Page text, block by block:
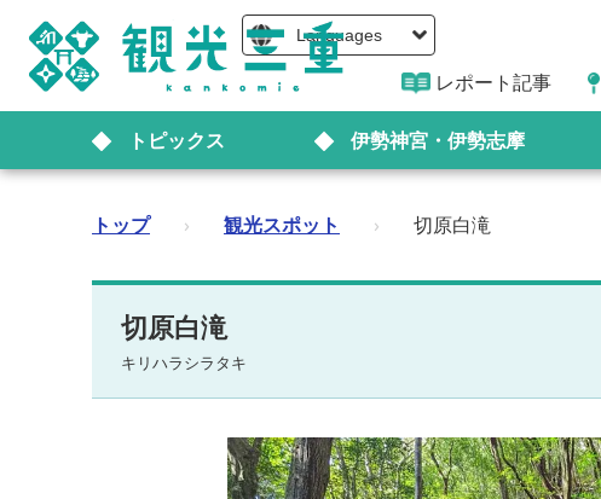
Languages
レポート記事
トピックス 伊勢神宮・伊勢志摩
トップ › 観光スポット › 切原白滝
切原白滝
キリハラシラタキ